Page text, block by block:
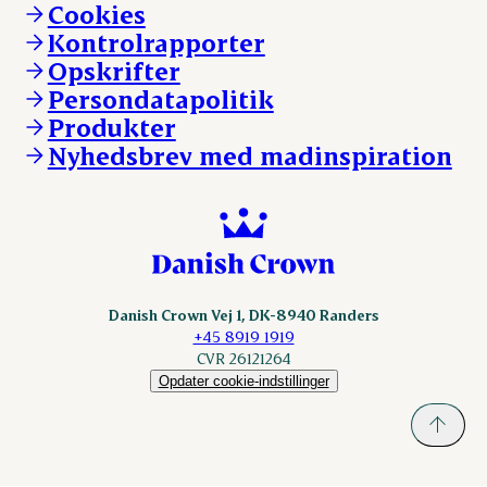
Vores resultater
Vores lokationer
Kontakt
Andelsejere - kreatur
Danishcrownprofessional.com
DAT-Schaub.com
ESS-FOOD.com
Fonden Dansk Gastronomi
KLS.se
nordicspoor.com
Scanhide.dk
Cookies
Kontrolrapporter
Opskrifter
Persondatapolitik
Produkter
Nyhedsbrev med madinspiration
Danish Crown Vej 1, DK-8940 Randers
+45 8919 1919
CVR 26121264
Opdater cookie-indstillinger